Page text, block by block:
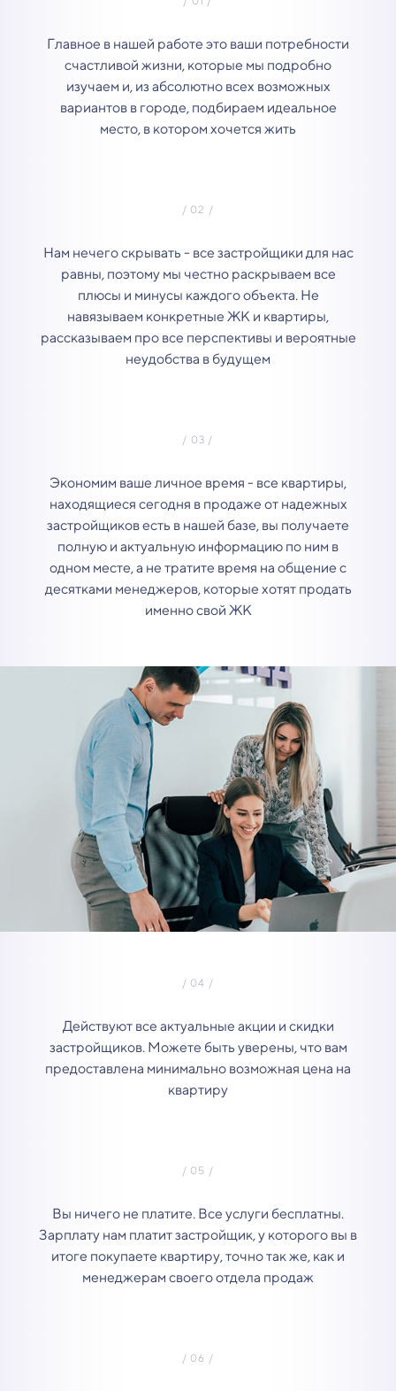
Главное в нашей работе это ваши потребности
счастливой жизни, которые мы подробно
изучаем и, из абсолютно всех возможных
вариантов в городе, подбираем идеальное
место, в котором хочется жить
Нам нечего скрывать - все застройщики для нас
равны, поэтому мы честно раскрываем все
плюсы и минусы каждого объекта. Не
навязываем конкретные ЖК и квартиры,
рассказываем про все перспективы и вероятные
неудобства в будущем
Экономим ваше личное время - все квартиры,
находящиеся сегодня в продаже от надежных
застройщиков есть в нашей базе, вы получаете
полную и актуальную информацию по ним в
одном месте, а не тратите время на общение с
десятками менеджеров, которые хотят продать
именно свой ЖК
Действуют все актуальные акции и скидки
застройщиков. Можете быть уверены, что вам
предоставлена минимально возможная цена на
квартиру
Вы ничего не платите. Все услуги бесплатны.
Зарплату нам платит застройщик, у которого вы в
итоге покупаете квартиру, точно так же, как и
менеджерам своего отдела продаж